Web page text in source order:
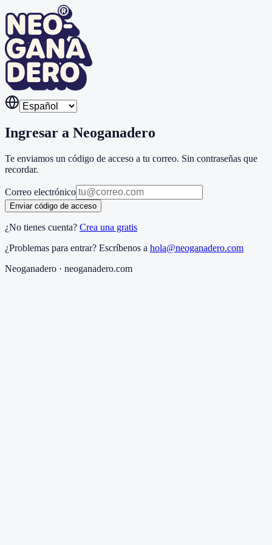
Ingresar a Neoganadero
Te enviamos un código de acceso a tu correo. Sin contraseñas que
recordar.
Correo electrónico
Enviar código de acceso
¿No tienes cuenta? Crea una gratis
¿Problemas para entrar? Escríbenos a hola@neoganadero.com
Neoganadero · neoganadero.com